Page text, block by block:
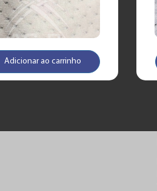
Adicionar ao carrinho